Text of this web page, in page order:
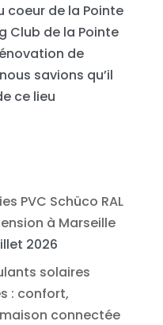
coeur de la Pointe
Club de la Pointe
de
savions qu’il
ce lieu
PVC Schüco RAL
à Marseille
2026
solaires
: confort,
connectée